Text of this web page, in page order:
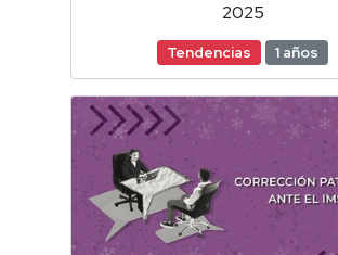
2025
Tendencias 1 años